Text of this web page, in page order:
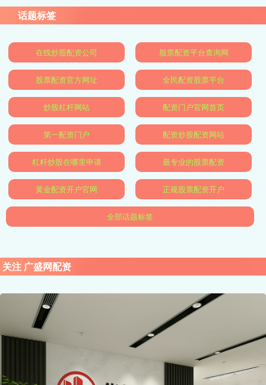
话题标签
在线炒股配资公司 股票配资平台查询网
股票配资官方网址 全民配资股票平台
炒股杠杆网站 配资门户官网首页
第一配资门户 配资炒股配资网站
杠杆炒股在哪里申请 最专业的股票配资
黄金配资开户官网 正规股票配资开户
全部话题标签
关注 广盛网配资